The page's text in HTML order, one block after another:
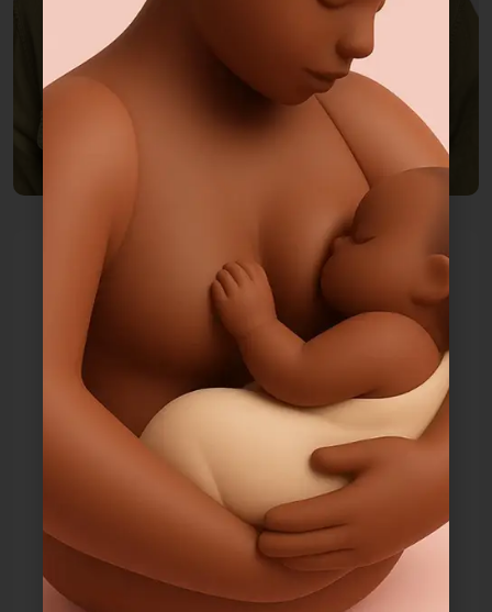
Mr.Michel Richard
CEO, Toyup
Borem ipsum dolor sit amet, consectetur adipisicing elit,
sed do eiusmod tempor incididunt ut labore et dolore
magna aliqua. Ut enim ad minim veniam, quis nostrud
exercitation mco laboris nisi ut aliquip ex ea commodo
consequat. Duis aute irure dolor in reprehenderit inne
voluptate velit esse cillum dolore eu fugiat nulla
pariatur. Enim ad minim veniam, quis nostrud
exercitation mco aboris nisi ut aliquip ex ea commodo
consequat. enim ad minimquis nostrud exercitation.